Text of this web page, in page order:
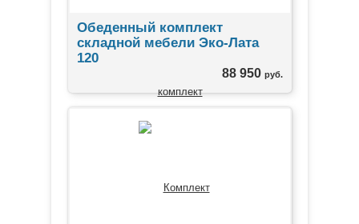
Обеденный комплект
складной мебели Эко-Лата
120
88 950 руб.